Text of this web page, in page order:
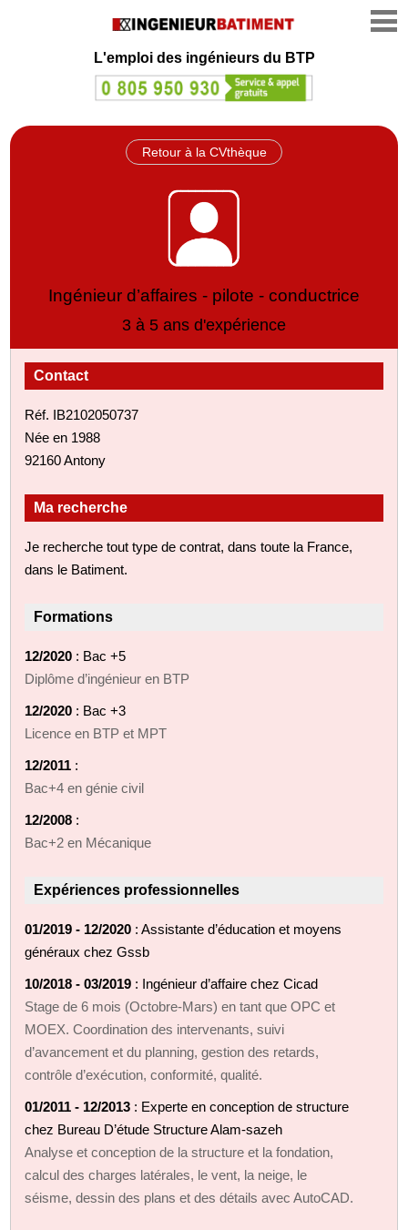
L'emploi des ingénieurs du BTP
Retour à la CVthèque
Ingénieur d’affaires - pilote - conductrice
3 à 5 ans d'expérience
Contact
Réf. IB2102050737
Née en 1988
92160 Antony
Ma recherche
Je recherche tout type de contrat, dans toute la France,
dans le Batiment.
Formations
12/2020 : Bac +5
Diplôme d’ingénieur en BTP
12/2020 : Bac +3
Licence en BTP et MPT
12/2011 :
Bac+4 en génie civil
12/2008 :
Bac+2 en Mécanique
Expériences professionnelles
01/2019 - 12/2020 : Assistante d’éducation et moyens
généraux chez Gssb
10/2018 - 03/2019 : Ingénieur d’affaire chez Cicad
Stage de 6 mois (Octobre-Mars) en tant que OPC et
MOEX. Coordination des intervenants, suivi
d’avancement et du planning, gestion des retards,
contrôle d’exécution, conformité, qualité.
01/2011 - 12/2013 : Experte en conception de structure
chez Bureau D’étude Structure Alam-sazeh
Analyse et conception de la structure et la fondation,
calcul des charges latérales, le vent, la neige, le
séisme, dessin des plans et des détails avec AutoCAD.